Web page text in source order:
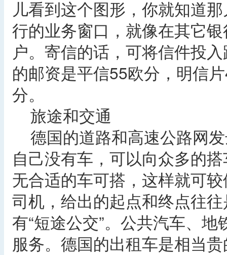
儿看到这个图形，你就知道
行的业务窗口，就像在其它
户。寄信的话，可将信件投
的邮资是平信55欧分，明信
分。
旅途和交通
德国的道路和高速公路网
自己没有车，可以向众多的
无合适的车可搭，这样就可
司机，给出的起点和终点往
有“短途公交”。公共汽车、
服务。德国的出租车是相当